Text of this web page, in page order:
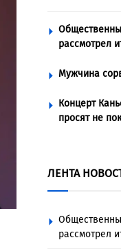
рассмотрел
Мужчина
Концерт
просят не
ЛЕНТА
рассмотрел